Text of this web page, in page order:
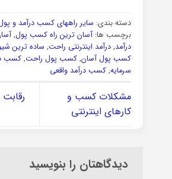
دسته بندی: سایر راههای کسب درآمد و پول
برچسب ها:آسان ترین راه کسب پول,
درآمد, درآمد اینترنتی راحت, ساده ترین
کسب پول آسان, کسب پول راحت, کسب
سرمایه, کسب درآمد واقعی
مشکلات کسب و
کارهای اینترنتی
دیدگاهتان را بنویسید